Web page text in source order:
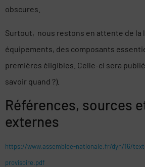
obscures.
Surtout, nous restons en attente de la
équipements, des composants
premières éligibles. Celle-ci sera
savoir quand ?).
Références, sources
externes
https://www.assemblee-nationale.fr/dyn/16/
provisoire.pdf